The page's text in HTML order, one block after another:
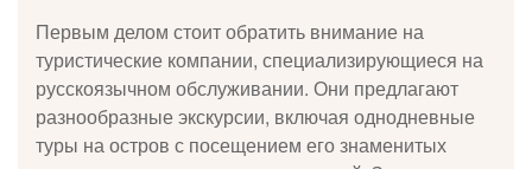
цене!
посмотреть предложение
Первым делом стоит обратить внимание на
туристические компании, специализирующиеся на
русскоязычном обслуживании. Они предлагают
разнообразные экскурсии, включая однодневные
туры на остров с посещением его знаменитых